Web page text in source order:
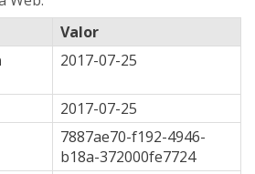
Valor
2017-07-25
2017-07-25
7887ae70-f192-4946-
b18a-372000fe7724